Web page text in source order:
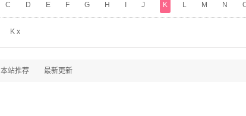
C D E F G H J K L M N
K x
本站推荐 最新更新